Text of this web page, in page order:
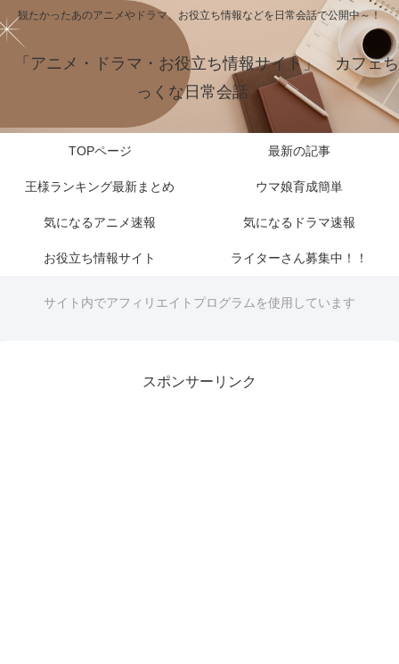
観たかったあのアニメやドラマ、お役立ち情報などを日常会話で公開中～！
「アニメ・ドラマ・お役立ち情報サイト」 カフェち
っくな日常会話
TOPページ 最新の記事
王様ランキング最新まとめ ウマ娘育成簡単
気になるアニメ速報 気になるドラマ速報
お役立ち情報サイト ライターさん募集中！！
サイト内でアフィリエイトプログラムを使用しています
スポンサーリンク